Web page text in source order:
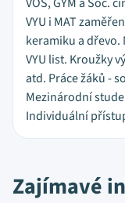
VYU i MAT
keramiku a dřevo.
VYU list. Kroužky
atd. Práce žáků -
Mezinárodní
Individuální
Zajímavé